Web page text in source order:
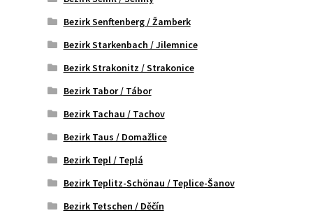
Bezirk Senftenberg / Žamberk
Bezirk Starkenbach / Jilemnice
Bezirk Strakonitz / Strakonice
Bezirk Tabor / Tábor
Bezirk Tachau / Tachov
Bezirk Taus / Domažlice
Bezirk Tepl / Teplá
Bezirk Teplitz-Schönau / Teplice-Šanov
Bezirk Tetschen / Děčín